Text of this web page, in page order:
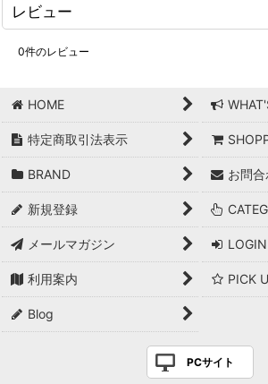
レビュー
0件のレビュー
HOME
特定商取引法表示
BRAND お問
新規登録
メールマガジン LOGIN
利用案内 PICK
Blog
PCサイト